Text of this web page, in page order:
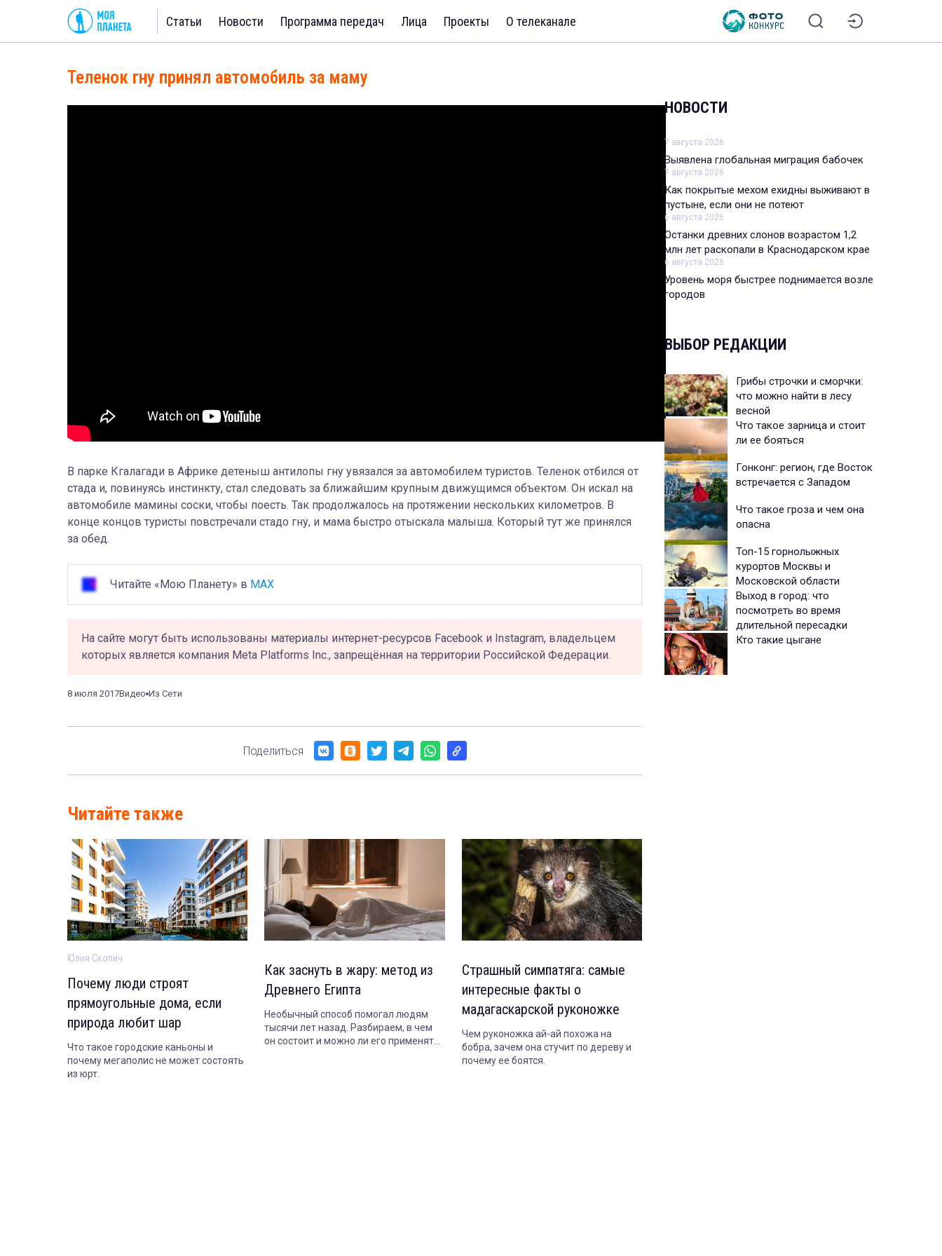
Статьи Новости Программа передач Лица Проекты О телеканале
Теленок гну принял автомобиль за маму
В парке Кгалагади в Африке детеныш антилопы гну увязался за автомобилем туристов. Теленок отбился от
стада и, повинуясь инстинкту, стал следовать за ближайшим крупным движущимся объектом. Он искал на
автомобиле мамины соски, чтобы поесть. Так продолжалось на протяжении нескольких километров. В
конце концов туристы повстречали стадо гну, и мама быстро отыскала малыша. Который тут же принялся
за обед.
Читайте «Мою Планету» в MAX
На сайте могут быть использованы материалы интернет-ресурсов Facebook и Instagram, владельцем
которых является компания Meta Platforms Inc., запрещённая на территории Российской Федерации.
8 июля 2017Видео Из Сети
Поделиться
Читайте также
Юлия Скопич
Почему люди строят
прямоугольные дома, если
природа любит шар
Что такое городские каньоны и
почему мегаполис не может состоять
из юрт.
Как заснуть в жару: метод из
Древнего Египта
Необычный способ помогал людям
тысячи лет назад. Разбираем, в чем
он состоит и можно ли его применять
Страшный симпатяга: самые
интересные факты о
мадагаскарской руконожке
Чем руконожка ай-ай похожа на
бобра, зачем она стучит по дереву и
почему ее боятся.
НОВОСТИ
7 августа 2026
Выявлена глобальная миграция бабочек
7 августа 2026
Как покрытые мехом ехидны выживают в
пустыне, если они не потеют
6 августа 2026
Останки древних слонов возрастом 1,2
млн лет раскопали в Краснодарском крае
6 августа 2026
Уровень моря быстрее поднимается возле
городов
ВЫБОР РЕДАКЦИИ
Грибы строчки и сморчки:
что можно найти в лесу
весной
Что такое зарница и стоит
ли ее бояться
Гонконг: регион, где Восток
встречается с Западом
Что такое гроза и чем она
опасна
Топ-15 горнолыжных
курортов Москвы и
Московской области
Выход в город: что
посмотреть во время
длительной пересадки
Кто такие цыгане